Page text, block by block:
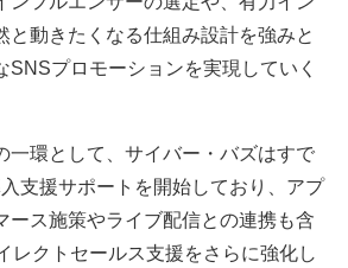
と動きたくなる仕組み設計を強みと
SNSプロモーションを実現していく
一環として、サイバー・バズはすで
支援サポートを開始しており、アプ
ース施策やライブ配信との連携も含
レクトセールス支援をさらに強化し